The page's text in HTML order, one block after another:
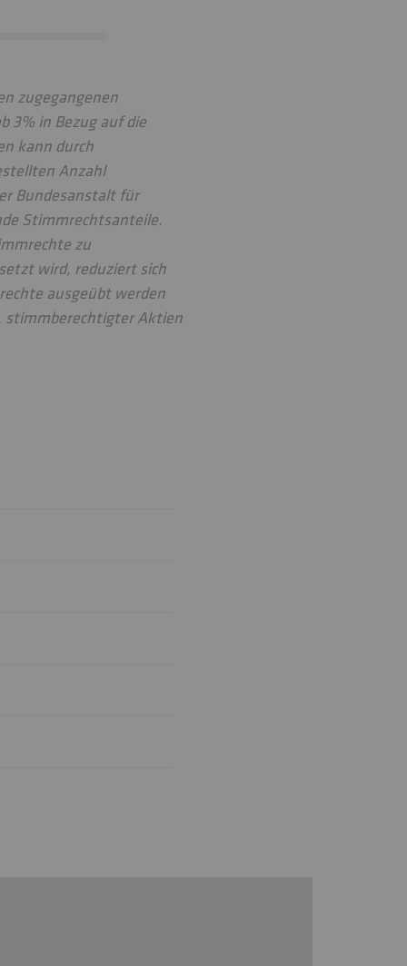
zugegangenen
3% in Bezug auf die
kann durch
Anzahl
Bundesanstalt für
Stimmrechtsanteile.
zu
wird, reduziert sich
ausgeübt werden
stimmberechtigter Aktien